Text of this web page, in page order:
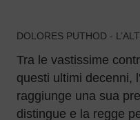
DOLORES PUTHOD -
Tra le vastissime
questi ultimi decenni,
raggiunge una sua
distingue e la regge